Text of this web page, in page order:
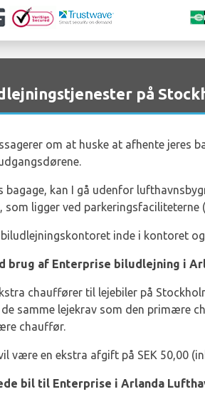
på
om at huske at afhente jeres
bagage, kan I gå udenfor
som ligger ved parkeringsfaciliteterne
inde i kontoret
brug af Enterprise biludlejning i
chauffører til lejebiler på
samme lejekrav som den primære
chauffør.
være en ekstra afgift på SEK 50,00
bil til Enterprise i Arlanda